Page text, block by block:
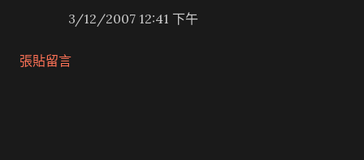
3/12/2007 12:41 下午
張貼留言